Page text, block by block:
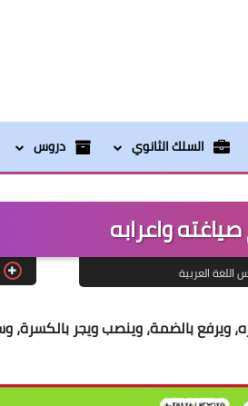
السلك الثانوي دروس
واعرابه
اللغة العربية
، ويرفع بالضمة، وينصب ويجر